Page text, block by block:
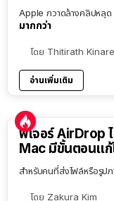
Apple กวาดล้างคลิปหลุ
มากกว่า
โดย Thitirath
อ่านเพิ่มเติม
ฟีเจอร์ AirDrop
Mac มีขั้นตอนแก้
สำหรับคนที่ส่งไฟล์หรือรูป
โดย Zakura Kim